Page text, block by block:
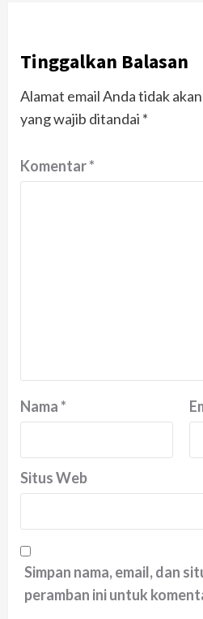
Tinggalkan Balasan
Alamat email Anda tidak
yang wajib ditandai *
Komentar*
Nama*
Situs Web
Simpan nama, email, dan
peramban ini untuk